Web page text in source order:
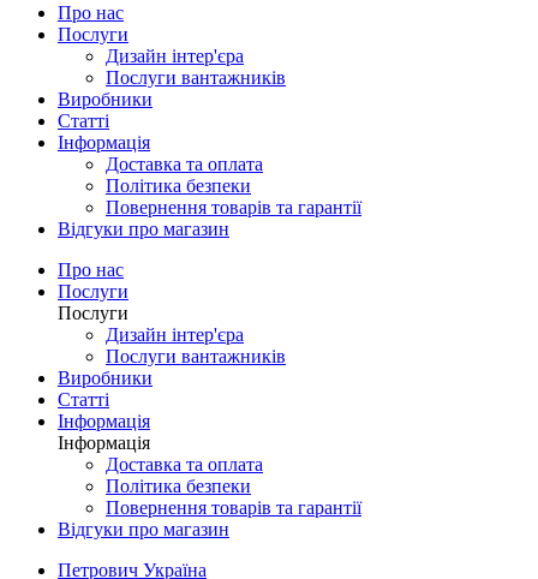
Про нас
Послуги
Дизайн інтер'єра
Послуги вантажників
Виробники
Статті
Інформація
Доставка та оплата
Політика безпеки
Повернення товарів та гарантії
Відгуки про магазин
Про нас
Послуги
Послуги
Дизайн інтер'єра
Послуги вантажників
Виробники
Статті
Інформація
Інформація
Доставка та оплата
Політика безпеки
Повернення товарів та гарантії
Відгуки про магазин
Петрович Україна